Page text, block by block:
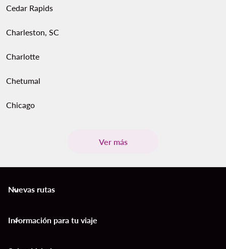
Cedar Rapids
Charleston, SC
Charlotte
Chetumal
Chicago
Ver más
Nuevas rutas
keyboard_arrow_down
Información para tu viaje
keyboard_arrow_down